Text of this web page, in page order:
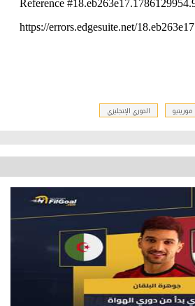
مورينيو الدوري الإنجليزي